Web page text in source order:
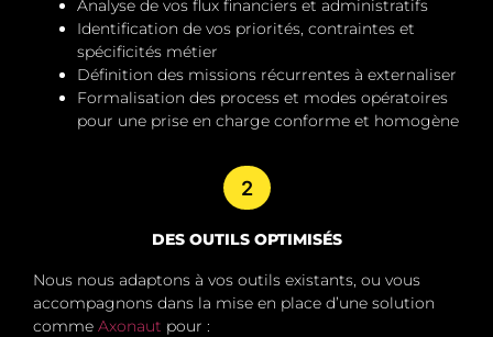
Analyse de vos flux financiers et administratifs
Identification de vos priorités, contraintes et
spécificités métier
Définition des missions récurrentes à externaliser
Formalisation des process et modes opératoires
pour une prise en charge conforme et homogène
2
DES OUTILS OPTIMISÉS
Nous nous adaptons à vos outils existants, ou vous
accompagnons dans la mise en place d’une solution
comme Axonaut pour :